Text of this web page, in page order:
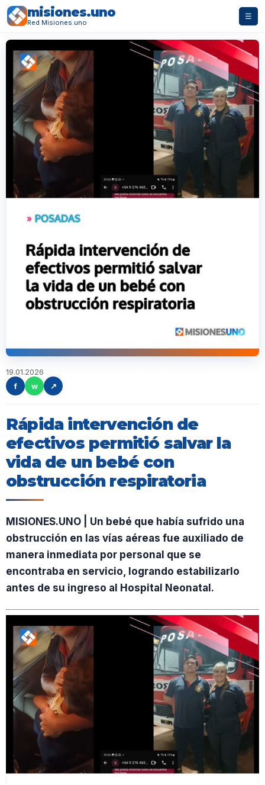
misiones.uno
Red Misiones.uno
☰
19.01.2026
f
w ↗
Rápida intervención de
efectivos permitió salvar la
vida de un bebé con
obstrucción respiratoria
MISIONES.UNO | Un bebé que había sufrido una
obstrucción en las vías aéreas fue auxiliado de
manera inmediata por personal que se
encontraba en servicio, logrando estabilizarlo
antes de su ingreso al Hospital Neonatal.